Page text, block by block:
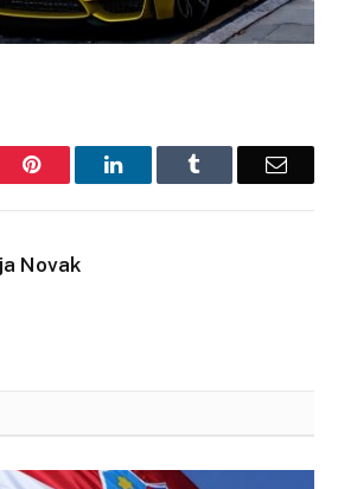
Pinterest LinkedIn Email
Novak